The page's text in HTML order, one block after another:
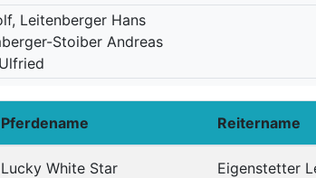
Leitenberger Hans
Stoiber Andreas
Pferdename Reitername
Lucky White Star Eigenstetter